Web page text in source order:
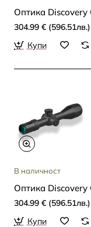
Oптика Discovery
304.99 € (596.51лв.)
Купи
В наличност
Oптика
304.99 € (596.51лв.)
Купи